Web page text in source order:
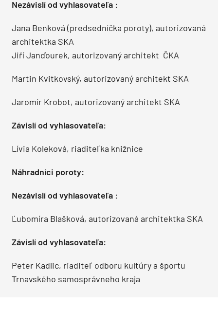
Nezávislí od vyhlasovateľa :
Jana Benková (predsedníčka poroty), autorizovaná
architektka SKA
Jiří Janďourek, autorizovaný architekt ČKA
Martin Kvitkovský, autorizovaný architekt SKA
Jaromír Krobot, autorizovaný architekt SKA
Závislí od vyhlasovateľa:
Lívia Koleková, riaditeľka knižnice
Náhradníci poroty:
Nezávislí od vyhlasovateľa :
Ľubomíra Blašková, autorizovaná architektka SKA
Závislí od vyhlasovateľa:
Peter Kadlic, riaditeľ odboru kultúry a športu
Trnavského samosprávneho kraja